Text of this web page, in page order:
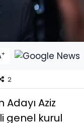
+
2
Aziz
genel kurul